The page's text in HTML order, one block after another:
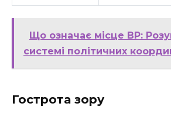
Що означає місце ВР:
системі політичних
Гострота зору